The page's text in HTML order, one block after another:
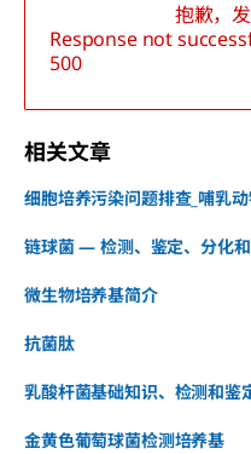
抱歉，
Response not
500
相关文章
细胞培养污染问题排查_哺乳
链球菌 — 检测、鉴定、分化
微生物培养基简介
抗菌肽
乳酸杆菌基础知识、检测和鉴
金黄色葡萄球菌检测培养基